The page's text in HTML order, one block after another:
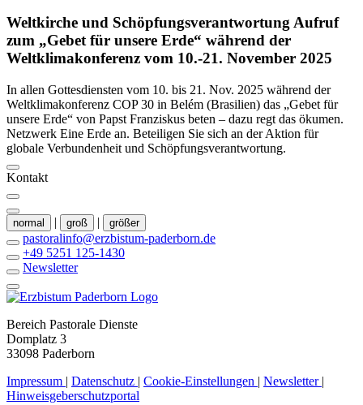
Weltkirche und Schöpfungsverantwortung Aufruf
zum „Gebet für unsere Erde“ während der
Weltklimakonferenz vom 10.-21. November 2025
In allen Gottesdiensten vom 10. bis 21. Nov. 2025 während der
Weltklimakonferenz COP 30 in Belém (Brasilien) das „Gebet für
unsere Erde“ von Papst Franziskus beten – dazu regt das ökumen.
Netzwerk Eine Erde an. Beteiligen Sie sich an der Aktion für
globale Verbundenheit und Schöpfungsverantwortung.
Kontakt
normal | groß | größer
pastoralinfo@erzbistum-paderborn.de
+49 5251 125-1430
Newsletter
Bereich Pastorale Dienste
Domplatz 3
33098 Paderborn
Impressum | Datenschutz | Cookie-Einstellungen | Newsletter |
Hinweisgeberschutzportal